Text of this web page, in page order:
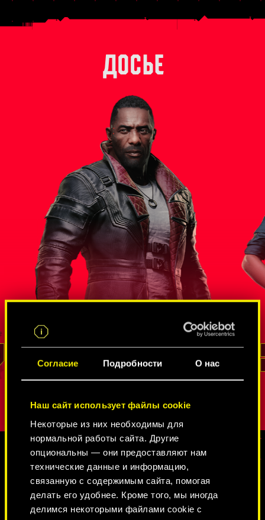
Согласие Подробности О нас
Наш сайт использует файлы cookie
Некоторые из них необходимы для
нормальной работы сайта. Другие
опциональны — они предоставляют нам
технические данные и информацию,
связанную с содержимым сайта, помогая
делать его удобнее. Кроме того, мы иногда
делимся некоторыми файлами cookie с
ДОСЬЕ
в
Агент ФРУ с многолетним опытом,
который не раз проявлял себя во время
секретных операций. Он умеет
выживать
, добывать
информацию и проникать в крепости,
которые кажутся неприступными. Даже
спустя годы подпольной работы он
остался верен своей стране и не утратил
РИД
обладают
заметно
Алекс
Впрочем,
ГАЛЕРЕЯ